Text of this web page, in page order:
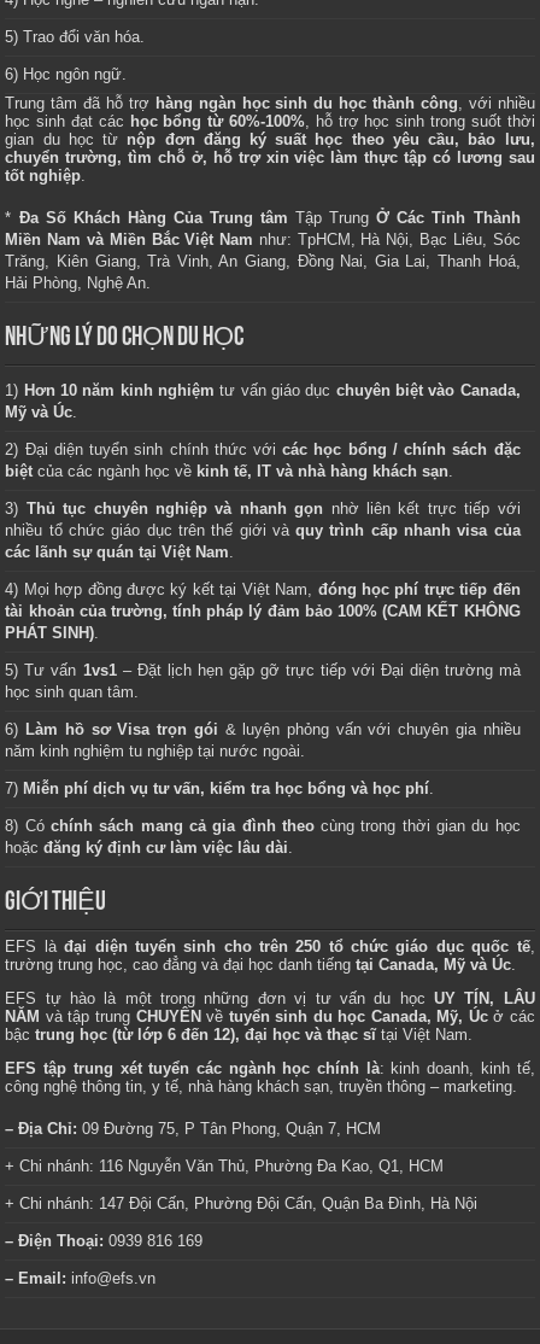
5) Trao đổi văn hóa.
6) Học ngôn ngữ.
Trung tâm đã hỗ trợ hàng ngàn học sinh du học thành công, với nhiều
học sinh đạt các học bổng từ 60%-100%, hỗ trợ học sinh trong suốt thời
gian du học từ nộp đơn đăng ký suất học theo yêu cầu, bảo lưu,
chuyển trường, tìm chỗ ở, hỗ trợ xin việc làm thực tập có lương sau
tốt nghiệp.
* Đa Số Khách Hàng Của Trung tâm Tập TrungỞ Các Tỉnh Thành
Miền Nam và Miền Bắc Việt Nam như: TpHCM, Hà Nội, Bạc Liêu, Sóc
Trăng, Kiên Giang, Trà Vinh, An Giang, Đồng Nai, Gia Lai, Thanh Hoá,
Hải Phòng, Nghệ An.
NHỮNG LÝ DO CHỌN DU HỌC
1) Hơn 10 năm kinh nghiệm tư vấn giáo dục chuyên biệt vào Canada,
Mỹ và Úc.
2) Đại diện tuyển sinh chính thức vớicác học bổng / chính sách đặc
biệt của các ngành học về kinh tế, IT và nhà hàng khách sạn.
3) Thủ tục chuyên nghiệp và nhanh gọn nhờ liên kết trực tiếp với
nhiều tổ chức giáo dục trên thế giới vàquy trình cấp nhanh visa của
các lãnh sự quán tại Việt Nam.
4) Mọi hợp đồng được ký kết tại Việt Nam, đóng học phí trực tiếp đến
tài khoản của trường, tính pháp lý đảm bảo 100% (CAM KẾT KHÔNG
PHÁT SINH).
5) Tư vấn 1vs1– Đặt lịch hẹn gặp gỡ trực tiếp với Đại diện trường mà
học sinh quan tâm.
6) Làm hồ sơ Visa trọn gói & luyện phỏng vấn với chuyên gia nhiều
năm kinh nghiệm tu nghiệp tại nước ngoài.
7) Miễn phí dịch vụ tư vấn, kiểm tra học bổng và học phí.
8) Cóchính sách mang cả gia đình theocùng trong thời gian du học
hoặcđăng ký định cư làm việc lâu dài.
GIỚI THIỆU
EFS làđại diện tuyển sinh cho trên 250 tổ chức giáo dục quốc tế,
trường trung học, cao đẳng và đại học danh tiếng tại Canada, Mỹ và Úc.
EFS tự hào là một trong những đơn vị tư vấn du học UY TÍN, LÂU
NĂM và tập trung CHUYÊN về tuyển sinh du học Canada, Mỹ, Úcở các
bậctrung học (từ lớp 6 đến 12), đại học và thạc sĩtại Việt Nam.
EFS tập trung xét tuyển các ngành học chính là: kinh doanh, kinh tế,
công nghệ thông tin, y tế, nhà hàng khách sạn, truyền thông – marketing.
– Địa Chỉ: 09 Đường 75, P Tân Phong, Quận 7, HCM
+ Chi nhánh: 116 Nguyễn Văn Thủ, Phường Đa Kao, Q1, HCM
+ Chi nhánh: 147 Đội Cấn, Phường Đội Cấn, Quận Ba Đình, Hà Nội
– Điện Thoại: 0939 816 169
– Email: info@efs.vn